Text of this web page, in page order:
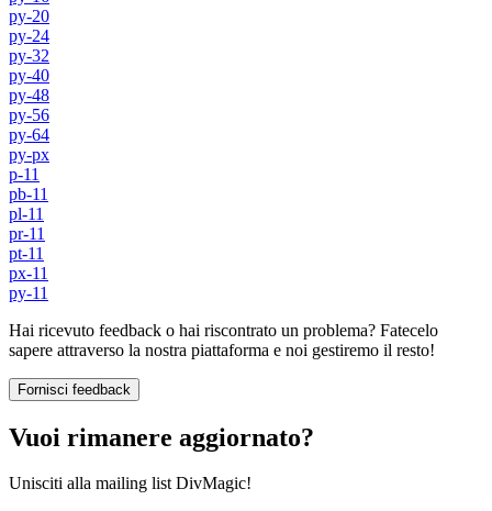
py-20
py-24
py-32
py-40
py-48
py-56
py-64
py-px
p-11
pb-11
pl-11
pr-11
pt-11
px-11
py-11
Hai ricevuto feedback o hai riscontrato un problema? Fatecelo
sapere attraverso la nostra piattaforma e noi gestiremo il resto!
Fornisci feedback
Vuoi rimanere aggiornato?
Unisciti alla mailing list DivMagic!